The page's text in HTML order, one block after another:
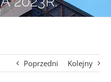
Poprzedni Kolejny